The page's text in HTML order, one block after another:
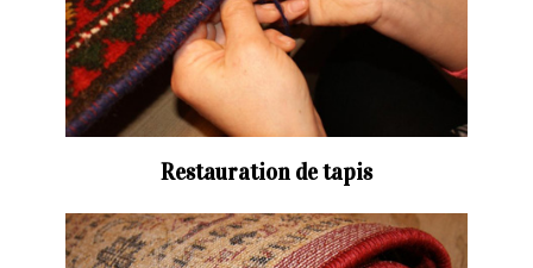
Restauration de tapis